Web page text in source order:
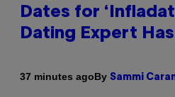
Dates for
Dating Expert
37 minutes agoBy Sammi